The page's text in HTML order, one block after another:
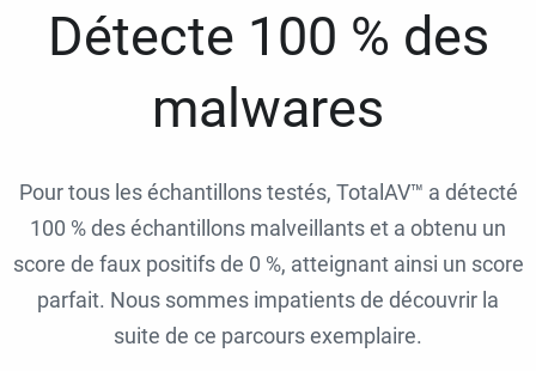
Détecte 100 % des
malwares
Pour tous les échantillons testés, TotalAV™ a détecté
100 % des échantillons malveillants et a obtenu un
score de faux positifs de 0 %, atteignant ainsi un score
parfait. Nous sommes impatients de découvrir la
suite de ce parcours exemplaire.